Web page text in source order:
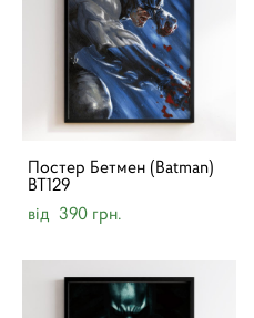
Постер Бетмен (Batman)
BT129
від 390 грн.